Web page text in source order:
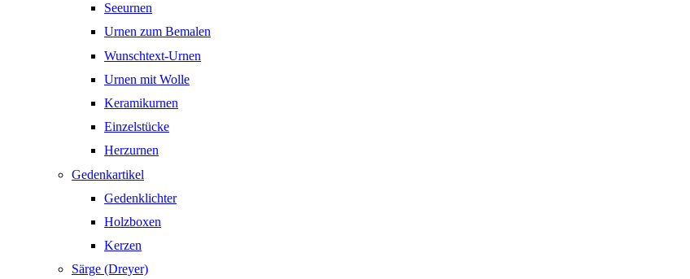
Seeurnen
Urnen zum Bemalen
Wunschtext-Urnen
Urnen mit Wolle
Keramikurnen
Einzelstücke
Herzurnen
Gedenkartikel
Gedenklichter
Holzboxen
Kerzen
Särge (Dreyer)